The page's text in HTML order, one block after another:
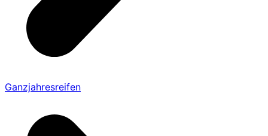
Ganzjahresreifen